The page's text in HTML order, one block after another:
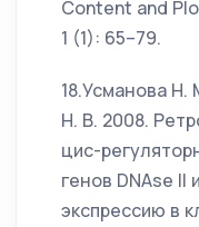
Content and
1 (1): 65–79.
18.Усманова Н.
Н. В. 2008.
цис-
генов DNAse II
экспрессию в